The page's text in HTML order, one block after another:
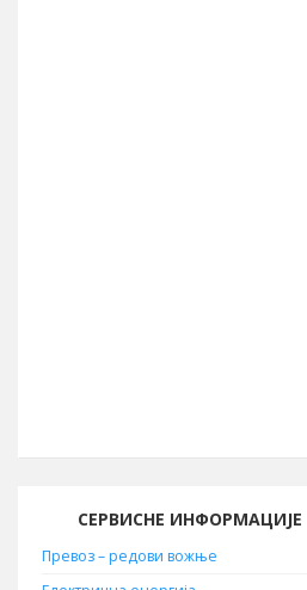
СЕРВИСНЕ ИНФОРМАЦИЈЕ
Превоз – редови вожње